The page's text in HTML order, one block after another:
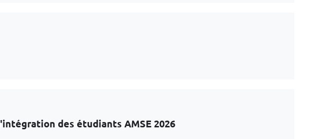
des étudiants AMSE 2026